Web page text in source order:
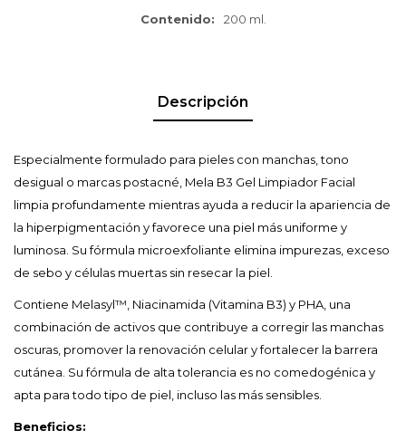
Contenido 200 ml.
Descripción
Especialmente formulado para pieles con manchas, tono
desigual o marcas postacné, Mela B3 Gel Limpiador Facial
limpia profundamente mientras ayuda a reducir la apariencia de
la hiperpigmentación y favorece una piel más uniforme y
luminosa. Su fórmula microexfoliante elimina impurezas, exceso
de sebo y células muertas sin resecar la piel.
Contiene Melasyl™, Niacinamida (Vitamina B3) y PHA, una
combinación de activos que contribuye a corregir las manchas
oscuras, promover la renovación celular y fortalecer la barrera
cutánea. Su fórmula de alta tolerancia es no comedogénica y
apta para todo tipo de piel, incluso las más sensibles.
Beneficios: